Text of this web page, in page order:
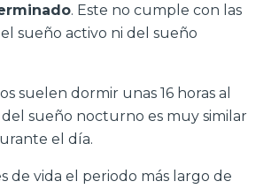
. Este no cumple con las
sueño activo ni del sueño
suelen dormir unas 16 horas al
sueño nocturno es muy similar
el día.
de vida el periodo más largo de